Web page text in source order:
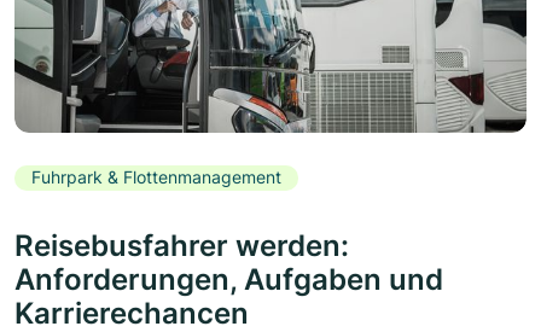
Fuhrpark & Flottenmanagement
Reisebusfahrer werden:
Anforderungen, Aufgaben und
Karrierechancen